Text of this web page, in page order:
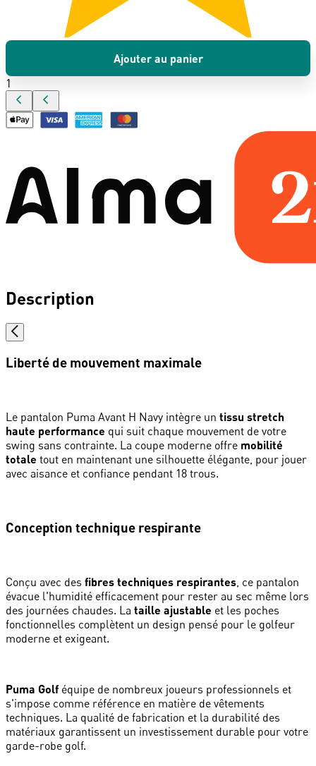
Ajouter au panier
1
Description
Liberté de mouvement maximale
Le pantalon Puma Avant H Navy intègre un tissu stretch
haute performance qui suit chaque mouvement de votre
swing sans contrainte. La coupe moderne offre mobilité
totale tout en maintenant une silhouette élégante, pour jouer
avec aisance et confiance pendant 18 trous.
Conception technique respirante
Conçu avec des fibres techniques respirantes , ce pantalon
évacue l'humidité efficacement pour rester au sec même lors
des journées chaudes. La taille ajustable et les poches
fonctionnelles complètent un design pensé pour le golfeur
moderne et exigeant.
Puma Golf équipe de nombreux joueurs professionnels et
s'impose comme référence en matière de vêtements
techniques. La qualité de fabrication et la durabilité des
matériaux garantissent un investissement durable pour votre
garde-robe golf.